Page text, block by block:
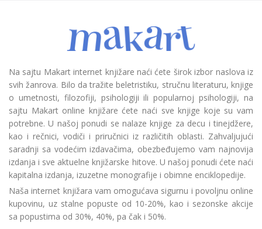
Na sajtu Makart internet knjižare naći ćete širok izbor naslova iz
svih žanrova. Bilo da tražite beletristiku, stručnu literaturu, knjige
o umetnosti, filozofiji, psihologiji ili popularnoj psihologiji, na
sajtu Makart online knjižare ćete naći sve knjige koje su vam
potrebne. U našoj ponudi se nalaze knjige za decu i tinejdžere,
kao i rečnici, vodiči i priručnici iz različitih oblasti. Zahvaljujući
saradnji sa vodećim izdavačima, obezbeđujemo vam najnovija
izdanja i sve aktuelne knjižarske hitove. U našoj ponudi ćete naći
kapitalna izdanja, izuzetne monografije i obimne enciklopedije.
Naša internet knjižara vam omogućava sigurnu i povoljnu online
kupovinu, uz stalne popuste od 10-20%, kao i sezonske akcije
sa popustima od 30%, 40%, pa čak i 50%.